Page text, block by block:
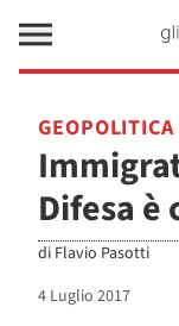
GEOPOLITICA
Difesa
di Flavio Pasotti
4 Luglio 2017